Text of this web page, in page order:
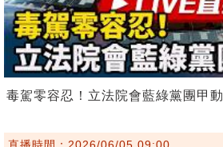
毒駕零容忍！立法院會藍綠黨團甲動